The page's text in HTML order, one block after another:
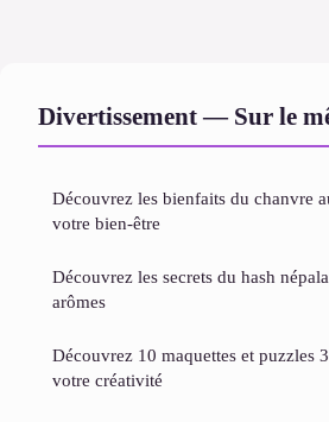
Divertissement — Sur le
Découvrez les bienfaits du chanvre
votre bien-être
Découvrez les secrets du hash
arômes
Découvrez 10 maquettes et puzzles
votre créativité